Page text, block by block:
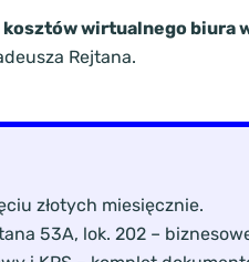
kosztów wirtualnego biura
Rejtana.
złotych miesięcznie.
53A, lok. 202 –